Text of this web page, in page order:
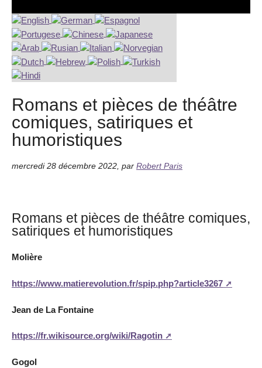
Romans et pièces de théâtre
comiques, satiriques et
humoristiques
mercredi 28 décembre 2022 par Robert Paris
Romans et pièces de théâtre comiques,
satiriques et humoristiques
Molière
https://www.matierevolution.fr/spip.php?article3267
Jean de La Fontaine
https://fr.wikisource.org/wiki/Ragotin
Gogol